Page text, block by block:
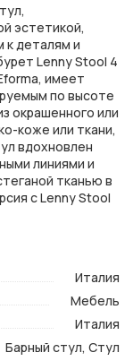
эстетикой,
к деталям и
Lenny Stool 4
имеет
по высоте
окрашенного или
коже или ткани,
вдохновлен
линиями и
тканью в
с Lenny Stool
Италия
Мебель
Италия
Барный стул, Стул